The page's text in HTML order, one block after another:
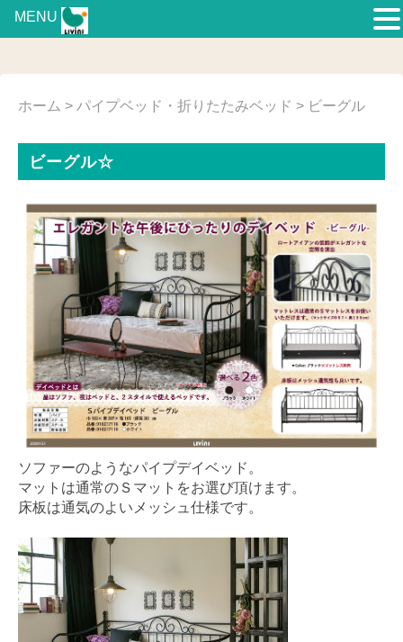
ホーム > パイプベッド・折りたたみベッド > ビーグル
ビーグル☆
ソファーのようなパイプデイベッド。
マットは通常のＳマットをお選び頂けます。
床板は通気のよいメッシュ仕様です。
MENU